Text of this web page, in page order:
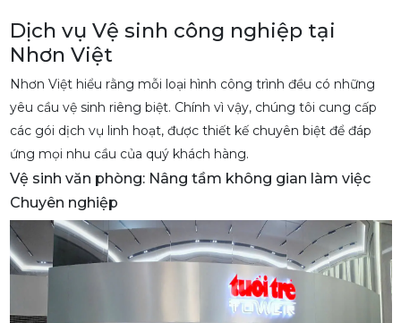
Dịch vụ Vệ sinh công nghiệp tại
Nhơn Việt
Nhơn Việt hiểu rằng mỗi loại hình công trình đều có những
yêu cầu vệ sinh riêng biệt. Chính vì vậy, chúng tôi cung cấp
các gói dịch vụ linh hoạt, được thiết kế chuyên biệt để đáp
ứng mọi nhu cầu của quý khách hàng.
Vệ sinh văn phòng: Nâng tầm không gian làm việc
Chuyên nghiệp